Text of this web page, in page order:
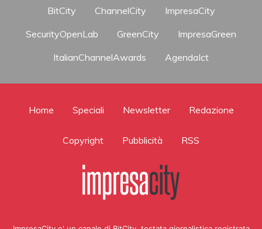
BitCity ChannelCity
ImpresaCity
SecurityOpenLab
GreenCity
ImpresaGreen
ItalianChannelAwards
AgendaIct
Home Speciali Newsletter Redazione
Copyright Pubblicità RSS